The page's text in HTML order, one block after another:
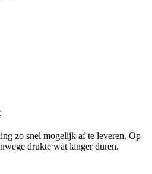
zo snel mogelijk af te leveren. Op
drukte wat langer duren.